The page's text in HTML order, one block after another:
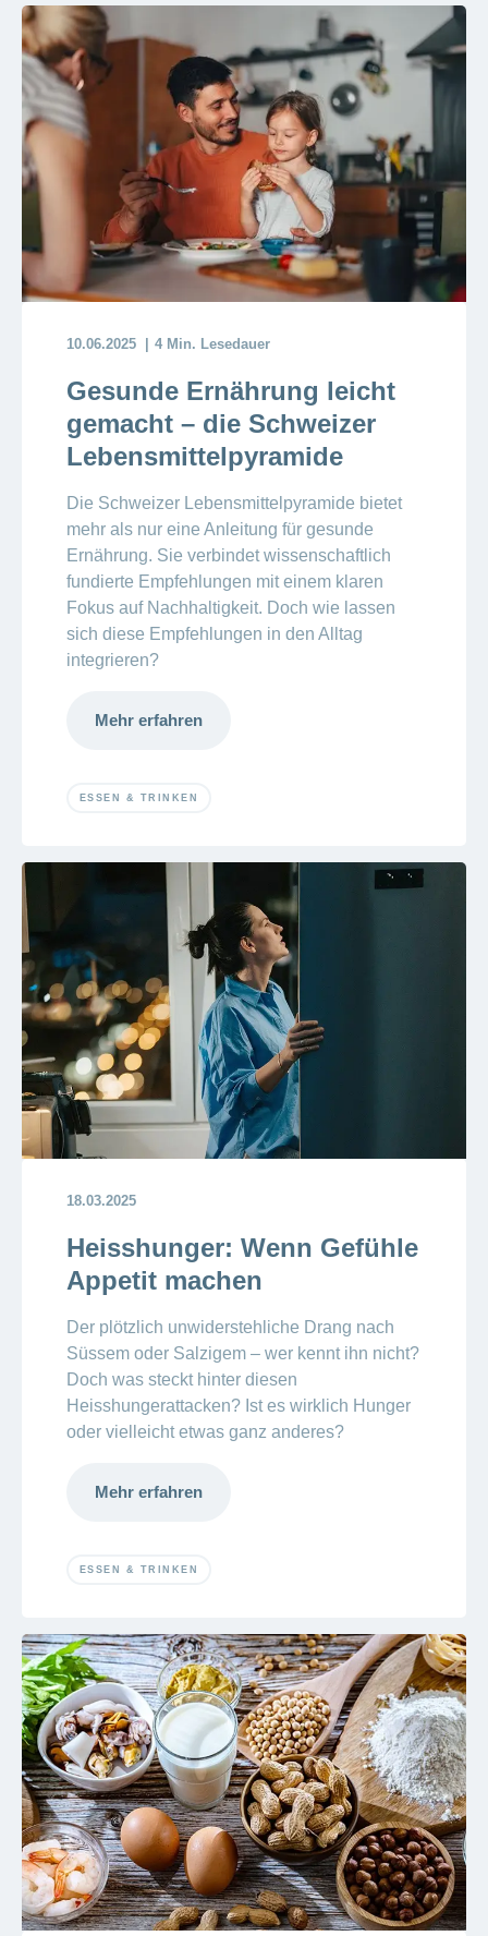
10.06.2025 4 Min. Lesedauer
Gesunde Ernährung leicht
gemacht – die Schweizer
Lebensmittelpyramide
Die Schweizer Lebensmittelpyramide bietet
mehr als nur eine Anleitung für gesunde
Ernährung. Sie verbindet wissenschaftlich
fundierte Empfehlungen mit einem klaren
Fokus auf Nachhaltigkeit. Doch wie lassen
sich diese Empfehlungen in den Alltag
integrieren?
Mehr erfahren
ESSEN & TRINKEN
18.03.2025
Heisshunger: Wenn Gefühle
Appetit machen
Der plötzlich unwiderstehliche Drang nach
Süssem oder Salzigem – wer kennt ihn nicht?
Doch was steckt hinter diesen
Heisshungerattacken? Ist es wirklich Hunger
oder vielleicht etwas ganz anderes?
Mehr erfahren
ESSEN & TRINKEN